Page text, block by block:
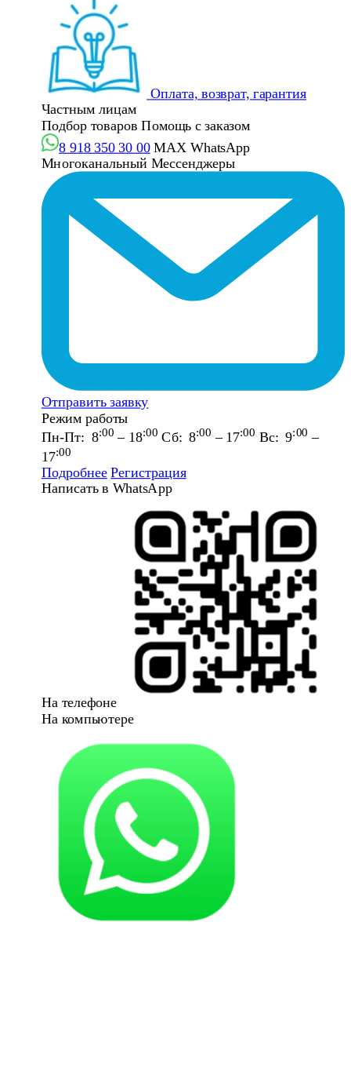
Оплата, возврат, гарантия
Частным лицам
Подбор товаров Помощь с заказом
8 918 350 30 00 MAX WhatsApp
Многоканальный Мессенджеры
Отправить заявку
Режим работы
Пн-Пт: 8:00 – 18:00 Сб: 8:00 – 17:00 Вс: 9:00 –
17:00
Подробнее Регистрация
Написать в WhatsApp
На телефоне
На компьютере